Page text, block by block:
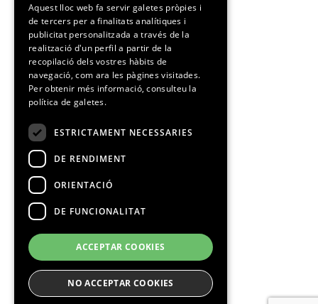
CATALAN
Aquest lloc web fa servir galetes pròpies i
de tercers per a finalitats analítiques i
publicitat personalitzada a través de la
realització d'un perfil a partir de la
recopilació dels vostres hàbits de
navegació, com ara les pàgines visitades.
Per obtenir més informació, consulteu la
política de galetes.
ESTRICTAMENT NECESSARIES
DE RENDIMENT
ORIENTACIÓ
DE FUNCIONALITAT
ACCEPTAR COOKIES
NO ACCEPTAR COOKIES